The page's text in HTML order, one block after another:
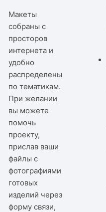
Макеты
собраны с
просторов
интернета и
удобно
распределены
по тематикам.
При желании
вы можете
помочь
проекту,
прислав ваши
файлы с
фотографиями
готовых
изделий через
форму связи,